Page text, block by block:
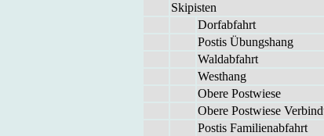
Ski­pis­ten
Dor­f­ab­fahrt
Pos­tis Übungs­hang
Wald­ab­fahrt
West­hang
Obe­re Post­wie­se
Obe­re Post­wie­se
Pos­tis Fa­mi­li­en­ab­fahrt